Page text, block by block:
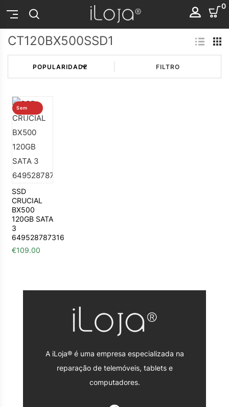
0
CT120BX500SSD1
FILTRO
Sem
stock
SSD
CRUCIAL
BX500
120GB SATA
3
649528787316
€109.00
A iLoja® é uma empresa especializada na
reparação de telemóveis, tablets e
computadores.